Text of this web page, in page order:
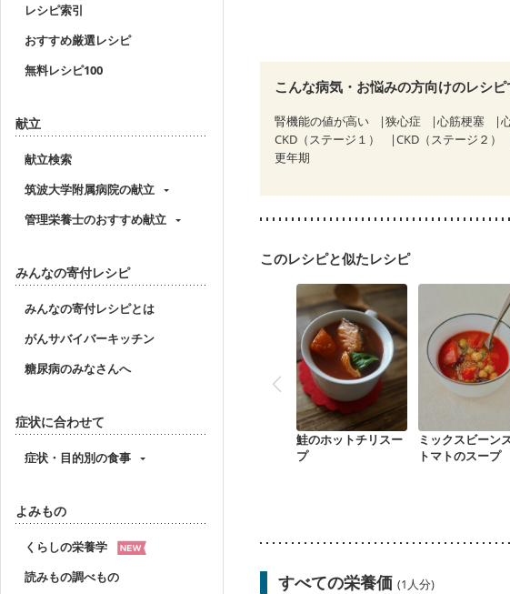
レシピ索引
おすすめ厳選レシピ
無料レシピ100
献立
献立検索
筑波大学附属病院の献立
管理栄養士のおすすめ献立
みんなの寄付レシピ
みんなの寄付レシピとは
がんサバイバーキッチン
糖尿病のみなさんへ
症状に合わせて
症状・目的別の食事
よみもの
くらしの栄養学
読みもの調べもの
こんな病気・お悩みの方向けのレシピ
腎機能の値が高い 狭心症 心筋梗塞
CKD（ステージ１）
CKD（ステージ２）
更年期
このレシピと似たレシピ
鮭のホットチリスー
プ
ミックスビーン
トマトのスープ
すべての栄養価 (1人分)